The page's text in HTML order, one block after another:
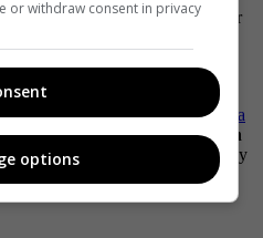
lo prueban sus ganas de salir
con su padre y su hijo y los
al maltrato intrafamiliar que
asesino.
se enteró de que Rincón le era
dado cuenta de que Christian
la chica,
que le mostró fotos y
y tomó la decisión de que se
or withdraw consent in privacy
options